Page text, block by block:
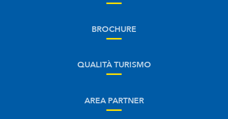
BROCHURE
QUALITÀ TURISMO
AREA PARTNER